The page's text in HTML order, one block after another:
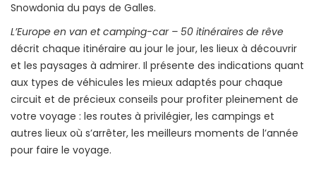
Snowdonia du pays de Galles.
L’Europe en van et camping-car – 50 itinéraires de rêve
décrit chaque itinéraire au jour le jour, les lieux à découvrir
et les paysages à admirer. Il présente des indications quant
aux types de véhicules les mieux adaptés pour chaque
circuit et de précieux conseils pour profiter pleinement de
votre voyage : les routes à privilégier, les campings et
autres lieux où s’arrêter, les meilleurs moments de l’année
pour faire le voyage.